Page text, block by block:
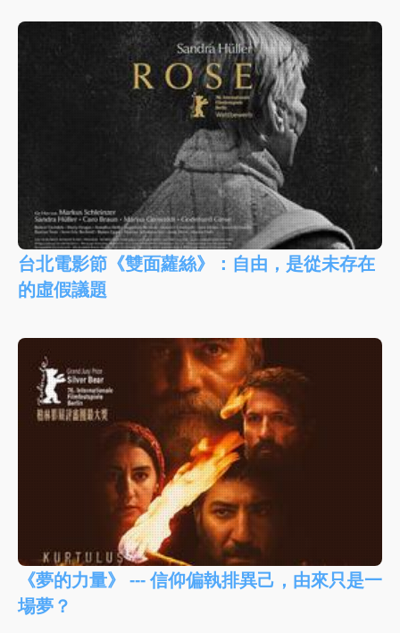
台北電影節《雙面蘿絲》：自由，是從未存在
的虛假議題
《夢的力量》 --- 信仰偏執排異己，由來只是一
場夢？